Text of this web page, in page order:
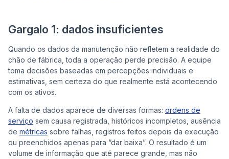
Gargalo 1: dados insuficientes
Quando os dados da manutenção não refletem a realidade do
chão de fábrica, toda a operação perde precisão. A equipe
toma decisões baseadas em percepções individuais e
estimativas, sem certeza do que realmente está acontecendo
com os ativos.
A falta de dados aparece de diversas formas: ordens de
serviço sem causa registrada, históricos incompletos, ausência
de métricas sobre falhas, registros feitos depois da execução
ou preenchidos apenas para “dar baixa”. O resultado é um
volume de informação que até parece grande, mas não